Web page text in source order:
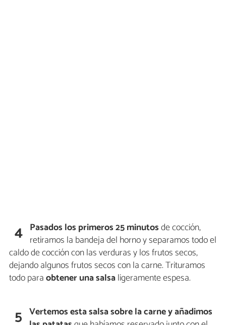
4 Pasados los primeros 25 minutosde cocción,
retiramos la bandeja del horno y separamos todo el
caldo de cocción con las verduras y los frutos secos,
dejando algunos frutos secos con la carne. Trituramos
todo paraobtener una salsaligeramente espesa.
5 Vertemos esta salsa sobre la carne y añadimos